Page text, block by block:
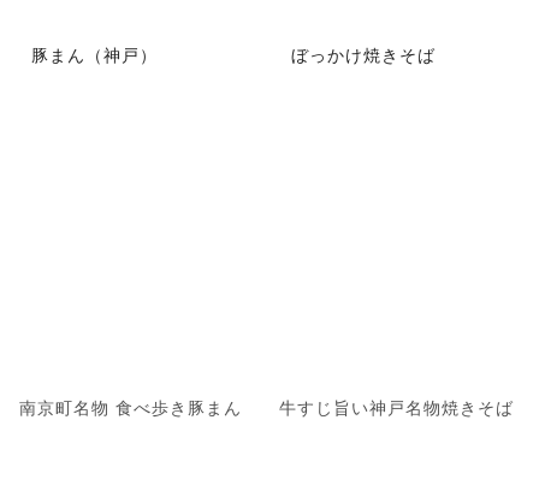
豚まん（神戸）
南京町名物 食べ歩き豚まん
ぼっかけ焼きそば
牛すじ旨い神戸名物焼きそば